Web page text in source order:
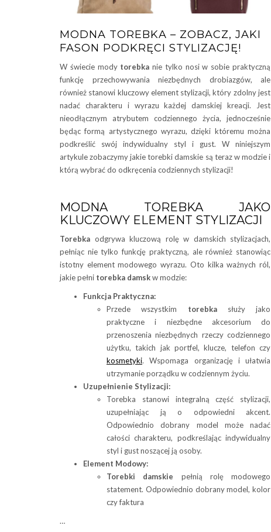
MODNA TOREBKA – ZOBACZ, JAKI
FASON PODKRĘCI STYLIZACJĘ!
W świecie mody torebka nie tylko nosi w sobie praktyczną
funkcję przechowywania niezbędnych drobiazgów, ale
również stanowi kluczowy element stylizacji, który zdolny jest
nadać charakteru i wyrazu każdej damskiej kreacji. Jest
nieodłącznym atrybutem codziennego życia, jednocześnie
będąc formą artystycznego wyrazu, dzięki któremu można
podkreślić swój indywidualny styl i gust. W niniejszym
artykule zobaczymy jakie torebki damskie są teraz w modzie i
którą wybrać do odkręcenia codziennych stylizacji!
MODNA TOREBKA JAKO
KLUCZOWY ELEMENT STYLIZACJI
Torebka odgrywa kluczową rolę w damskich stylizacjach,
pełniąc nie tylko funkcję praktyczną, ale również stanowiąc
istotny element modowego wyrazu. Oto kilka ważnych ról,
jakie pełni torebka damskw modzie:
Funkcja Praktyczna:
Przede wszystkim torebkasłuży jako
praktyczne i niezbędne akcesorium do
przenoszenia niezbędnych rzeczy codziennego
użytku, takich jak portfel, klucze, telefon czy
kosmetyki. Wspomaga organizację i ułatwia
utrzymanie porządku w codziennym życiu.
Uzupełnienie Stylizacji:
Torebka stanowi integralną część stylizacji,
uzupełniając ją o odpowiedni akcent.
Odpowiednio dobrany model może nadać
całości charakteru, podkreślając indywidualny
styl i gust noszącej ją osoby.
Element Modowy:
Torebki damskie pełnią rolę modowego
statement. Odpowiednio dobrany model, kolor
czy faktura
…